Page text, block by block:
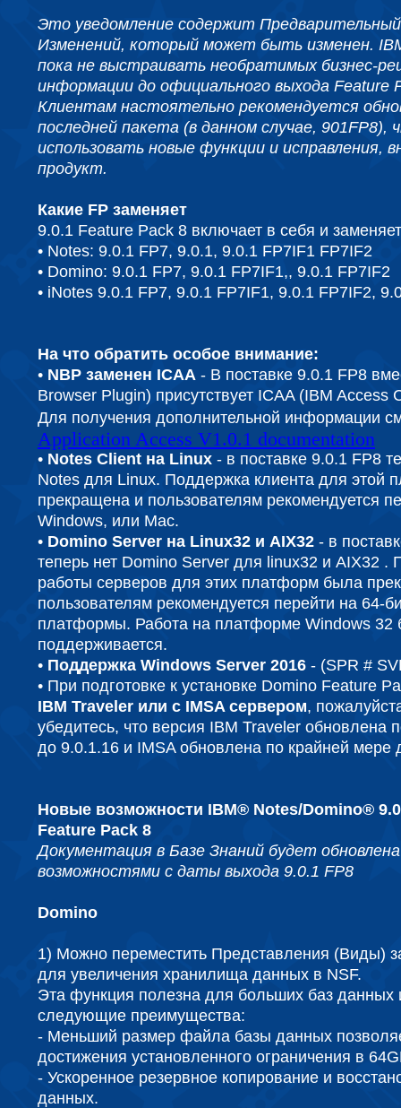
Это уведомление содержит
Изменений, который может быть изменен.
пока не выстраивать необратимых бизнес-
информации до официального выхода Feature
Клиентам настоятельно рекомендуется
последней пакета (в данном случае, 901FP8),
использовать новые функции и исправления,
продукт.
Какие FP заменяет
9.0.1 Feature Pack 8 включает в себя и
• Notes: 9.0.1 FP7, 9.0.1, 9.0.1 FP7IF1 FP7IF2
• Domino: 9.0.1 FP7, 9.0.1 FP7IF1,, 9.0.1 FP7IF2
• iNotes 9.0.1 FP7, 9.0.1 FP7IF1, 9.0.1 FP7IF2,
На что обратить особое внимание:
• NBP заменен ICAA - В поставке 9.0.1 FP8
Browser Plugin) присутствует ICAA (IBM Access
Для получения дополнительной информации
Application Access V1.0.1 documentation
• Notes Client на Linux - в поставке 9.0.1 FP8
Notes для Linux. Поддержка клиента для этой
прекращена и пользователям рекомендуется
Windows, или Mac.
• Domino Server на Linux32 и AIX32 - в
теперь нет Domino Server для linux32 и AIX32 .
работы серверов для этих платформ была
пользователям рекомендуется перейти на 64-
платформы. Работа на платформе Windows 32
поддерживается.
• Поддержка Windows Server 2016 - (SPR #
• При подготовке к установке Domino Feature
IBM Traveler или с IMSA сервером,
убедитесь, что версия IBM Traveler обновлена
до 9.0.1.16 и IMSA обновлена по крайней мере
Новые возможности IBM® Notes/Domino®
Feature Pack 8
Документация в Базе Знаний будет
возможностями с даты выхода 9.0.1 FP8
Domino
1) Можно переместить Представления (Виды)
для увеличения хранилища данных в NSF.
Эта функция полезна для больших баз данных
следующие преимущества:
- Меньший размер файла базы данных
достижения установленного ограничения в
- Ускоренное резервное копирование и
данных.